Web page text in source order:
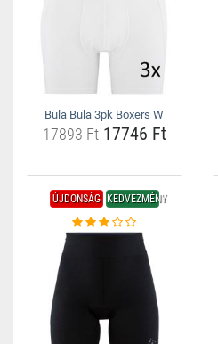
Bula Bula 3pk Boxers W
17893 Ft17746 Ft
ÚJDONSÁG KEDVEZMÉNY